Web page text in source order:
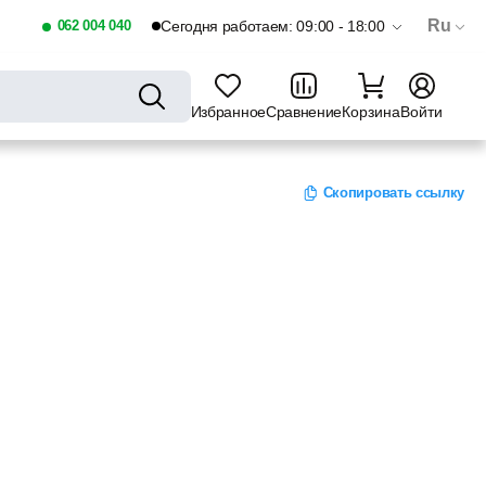
062 004 040 Сегодня работаем: 09:00 - 18:00 Ru
ИзбранноеСравнениеКорзинаВойти
Скопировать ссылку